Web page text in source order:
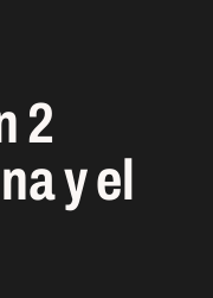
2
y el